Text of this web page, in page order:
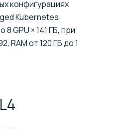
конфигурациях
Kubernetes
8 GPU × 141 ГБ, при
RAM от 120 ГБ до 1
L4